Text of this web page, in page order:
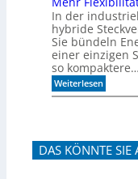
g
e
n
b
a
u
e
n
c
h
l
a
n
d
i
m
o
m
In der
hybride
Sie bündeln
einer einzigen
so kompaktere…
Weiterlesen:
M
F
l
e
DAS KÖNNTE SIE